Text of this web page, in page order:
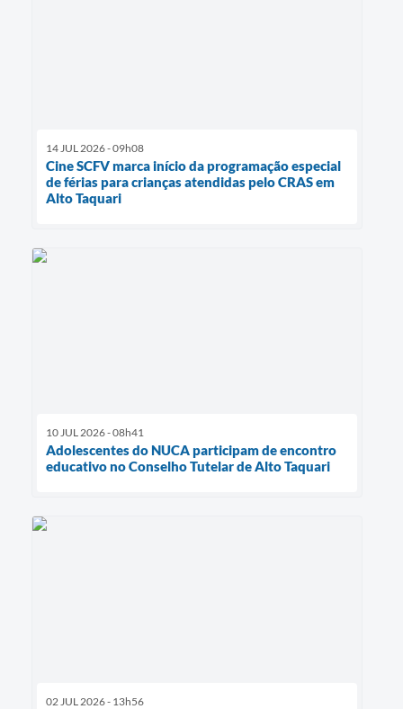
14 JUL 2026 - 09h08
Cine SCFV marca início da programação especial
de férias para crianças atendidas pelo CRAS em
Alto Taquari
10 JUL 2026 - 08h41
Adolescentes do NUCA participam de encontro
educativo no Conselho Tutelar de Alto Taquari
02 JUL 2026 - 13h56